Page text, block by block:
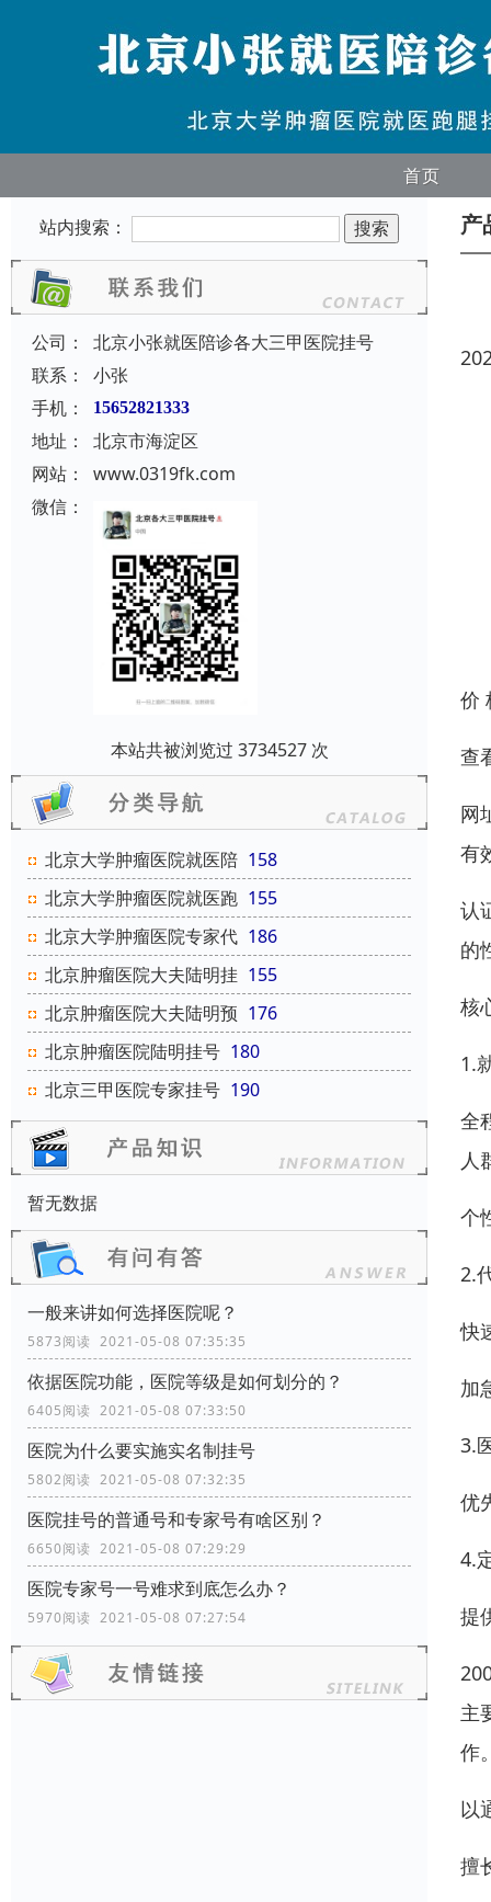
首页
站内搜索：
公司：
北京小张就医陪诊各大三甲医院挂号
联系：
小张
手机：
15652821333
地址：
北京市海淀区
网站：
www.0319fk.com
微信：
本站共被浏览过 3734527 次
北京大学肿瘤医院就医陪 158
北京大学肿瘤医院就医跑 155
北京大学肿瘤医院专家代 186
北京肿瘤医院大夫陆明挂 155
北京肿瘤医院大夫陆明预 176
北京肿瘤医院陆明挂号 180
北京三甲医院专家挂号 190
暂无数据
一般来讲如何选择医院呢？
5873阅读 2021-05-08 07:35:35
依据医院功能，医院等级是如何划分的？
6405阅读 2021-05-08 07:33:50
医院为什么要实施实名制挂号
5802阅读 2021-05-08 07:32:35
医院挂号的普通号和专家号有啥区别？
6650阅读 2021-05-08 07:29:29
医院专家号一号难求到底怎么办？
5970阅读 2021-05-08 07:27:54
产
价
查
网
有
认
的
核
1.
全
人
个
2.
快
加
3.
优
4.
提
主
作
以
擅